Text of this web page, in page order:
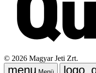
© 2026 Magyar Jeti Zrt.